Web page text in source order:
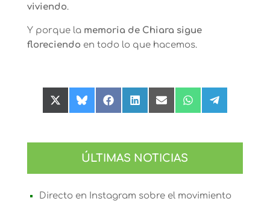
viviendo.
Y porque la memoria de Chiara sigue
floreciendo en todo lo que hacemos.
Compartir
en
Compartir
en
Compartir
en
Compartir
en
Compartir
en
Compartir
en
Compartir
en
ÚLTIMAS NOTICIAS
Directo en Instagram sobre el movimiento